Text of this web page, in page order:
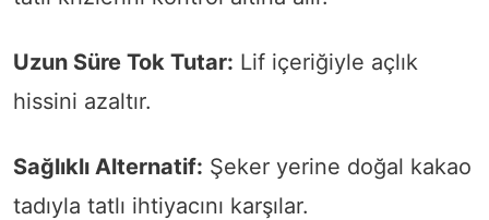
Uzun Süre Tok Tutar: Lif içeriğiyle açlık
hissini azaltır.
Sağlıklı Alternatif: Şeker yerine doğal kakao
tadıyla tatlı ihtiyacını karşılar.